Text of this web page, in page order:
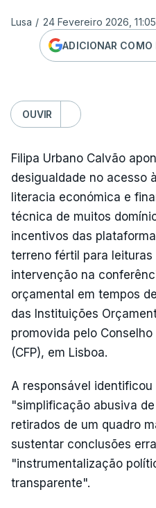
Lusa / 24 Fevereiro 2026, 11:05
ADICIONAR COMO
OUVIR
Filipa Urbano Calvão
desigualdade no acesso
literacia económica e
técnica de muitos
incentivos das
terreno fértil para
intervenção na
orçamental em tempos
das Instituições
promovida pelo
(CFP), em Lisboa.
A responsável
"simplificação abusiva
retirados de um quadro
sustentar conclusões
"instrumentalização
transparente".